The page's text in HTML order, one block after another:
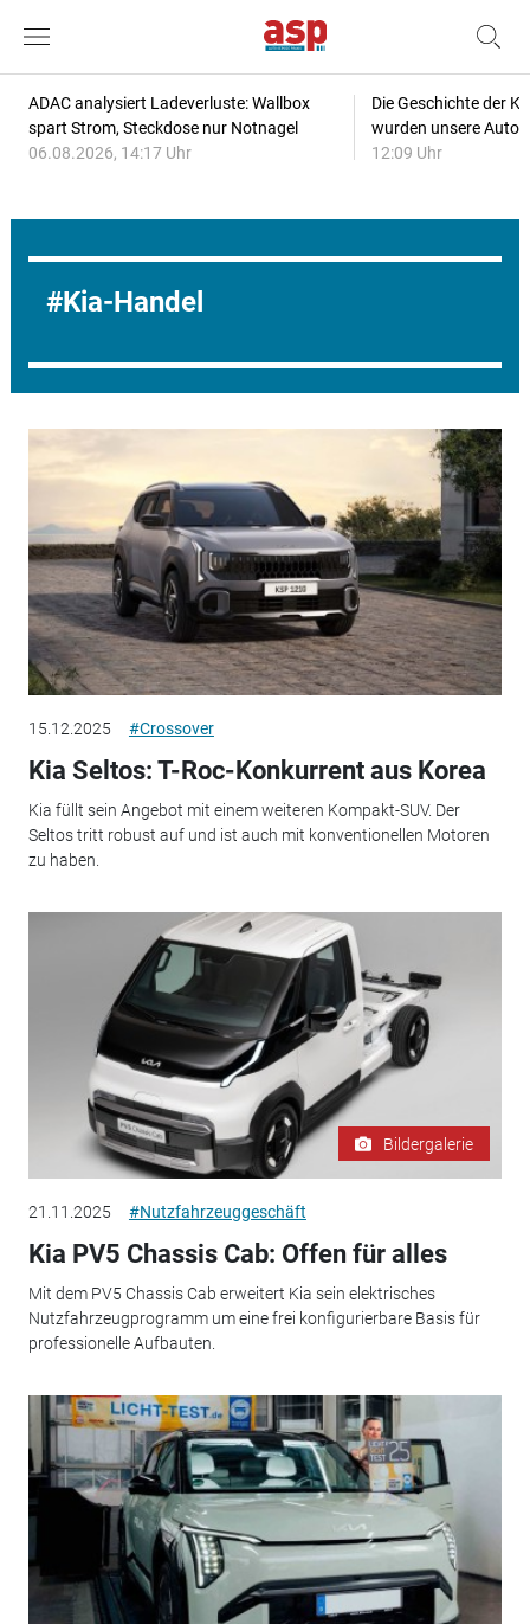
ADAC analysiert Ladeverluste: Wallbox
spart Strom, Steckdose nur Notnagel
06.08.2026, 14:17 Uhr
Die Geschichte der
wurden unsere
12:09 Uhr
Kia-Handel
15.12.2025 #Crossover
Kia Seltos: T-Roc-Konkurrent aus Korea
Kia füllt sein Angebot mit einem weiteren Kompakt-SUV. Der
Seltos tritt robust auf und ist auch mit konventionellen Motoren
zu haben.
Bildergalerie
21.11.2025 #Nutzfahrzeuggeschäft
Kia PV5 Chassis Cab: Offen für alles
Mit dem PV5 Chassis Cab erweitert Kia sein elektrisches
Nutzfahrzeugprogramm um eine frei konfigurierbare Basis für
professionelle Aufbauten.